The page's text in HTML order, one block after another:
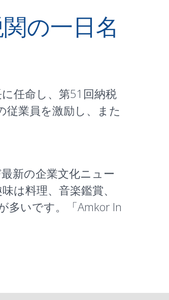
の一日名
任命し、第51回納税
従業員を激励し、また
新の企業文化ニュー
は料理、音楽鑑賞、
多いです。「Amkor In